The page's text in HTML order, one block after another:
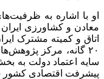
او با اشاره به
اتاق و کمیته مشترک
۲۰ گانه، مرکز
سایه اعتماد دولت به
پیشرفت اقتصادی کشور